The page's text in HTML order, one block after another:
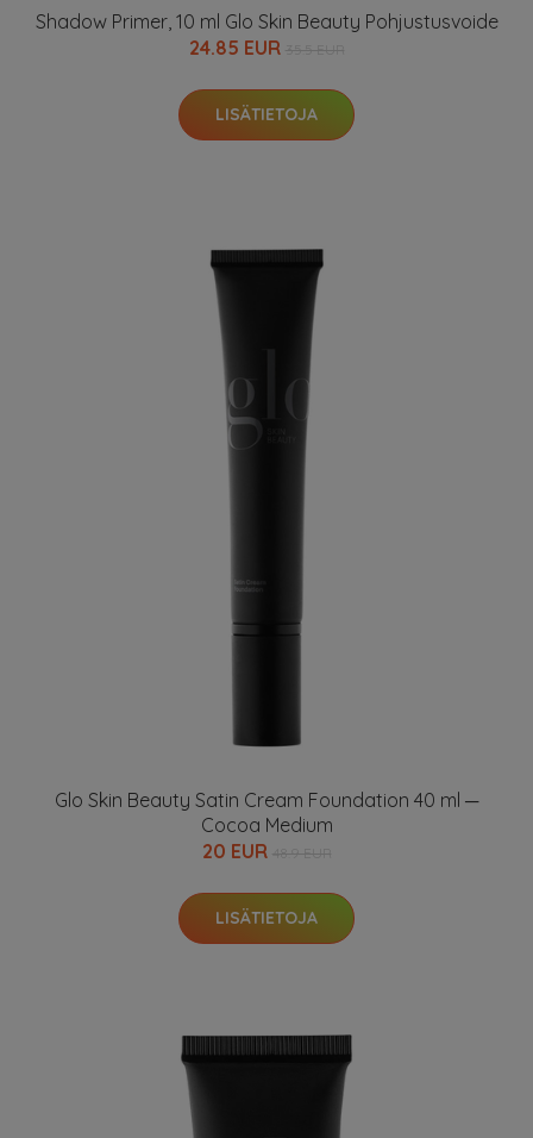
Shadow Primer, 10 ml Glo Skin Beauty Pohjustusvoide
24.85 EUR
LISÄTIETOJA
Glo Skin Beauty Satin Cream Foundation 40 ml ─
Cocoa Medium
20 EUR
LISÄTIETOJA